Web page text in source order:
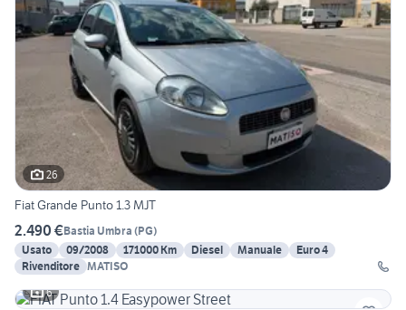
26
Fiat Grande Punto 1.3 MJT
2.490 €Bastia Umbra (PG)
Usato
09/2008 171000 Km Diesel Manuale
Euro 4
Rivenditore MATISO
6